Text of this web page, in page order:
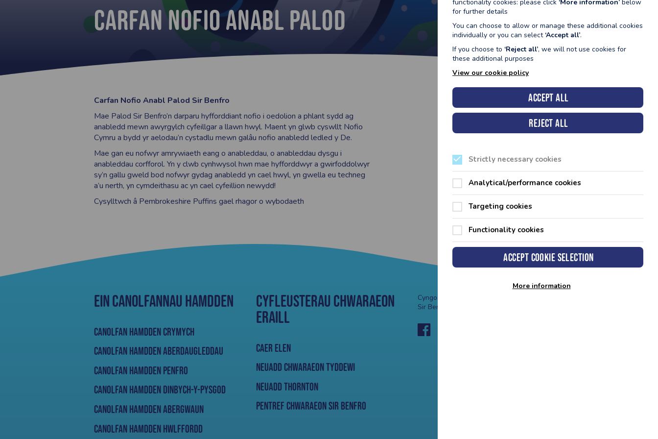
Carfan Nofio Anabl Palod
Carfan Nofio Anabl Palod Sir Benfro
Mae Palod Sir Benfro’n darparu hyfforddiant nofio i oedolion a phlant sydd ag
anabledd mewn awyrgylch cyfeillgar a llawn hwyl. Maent yn glwb cyswllt Nofio
Cymru a bydd yr aelodau’n cystadlu mewn galâu nofio anabledd ledled y De.
Mae gan eu nofwyr amrywiaeth eang o anableddau, o anableddau dysgu i
anableddau corfforol. Yn y clwb cynhwysol hwn mae hyfforddwyr a gwirfoddolwyr
sy’n gallu gweld bod nofwyr gydag anabledd yn cael hwyl, yn gwella eu techneg
a’u nerth, yn cymdeithasu ac yn cael cyfeillion newydd!
Cysylltwch â Pembrokeshire Puffins gael rhagor o wybodaeth
Ein Canolfannau Hamdden
Canolfan Hamdden Crymych
Canolfan Hamdden Aberdaugleddau
Canolfan Hamdden Penfro
Canolfan Hamdden Dinbych-Y-Pysgod
Canolfan Hamdden Abergwaun
Canolfan Hamdden Hwlffordd
Cyfleusterau Chwaraeon
Eraill
Caer Elen
Neuadd Chwaraeon Tyddewi
Neuadd Thornton
Pentref Chwaraeon Sir Benfro
Cyngor Sir Penfro, Neuadd y Sir, Hwlffordd,
Sir Benfro. SA61 1TP
functionality cookies: please click ‘More information’ below
for further details
You can choose to allow or manage these additional cookies
individually or you can select ‘Accept all’.
If you choose to ‘Reject all’, we will not use cookies for
these additional purposes
View our cookie policy
Accept all
Reject all
Strictly necessary cookies
Analytical/performance cookies
Targeting cookies
Functionality cookies
Accept cookie selection
More information